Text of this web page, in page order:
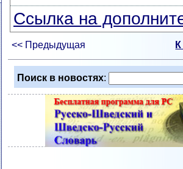
Ссылка на
<< Предыдущая
Поиск в новостях: